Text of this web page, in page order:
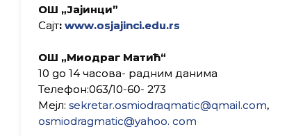
ОШ „Јајинци”
Сајт: www.osjajinci.edu.rs
ОШ „Миодраг Матић“
10 go 14 часова- радним данима
Телефон:063/10-60- 273
Мејл: sekretar.osmiodraqmatic@qmail.com,
osmiodragmatic@yahoo. com